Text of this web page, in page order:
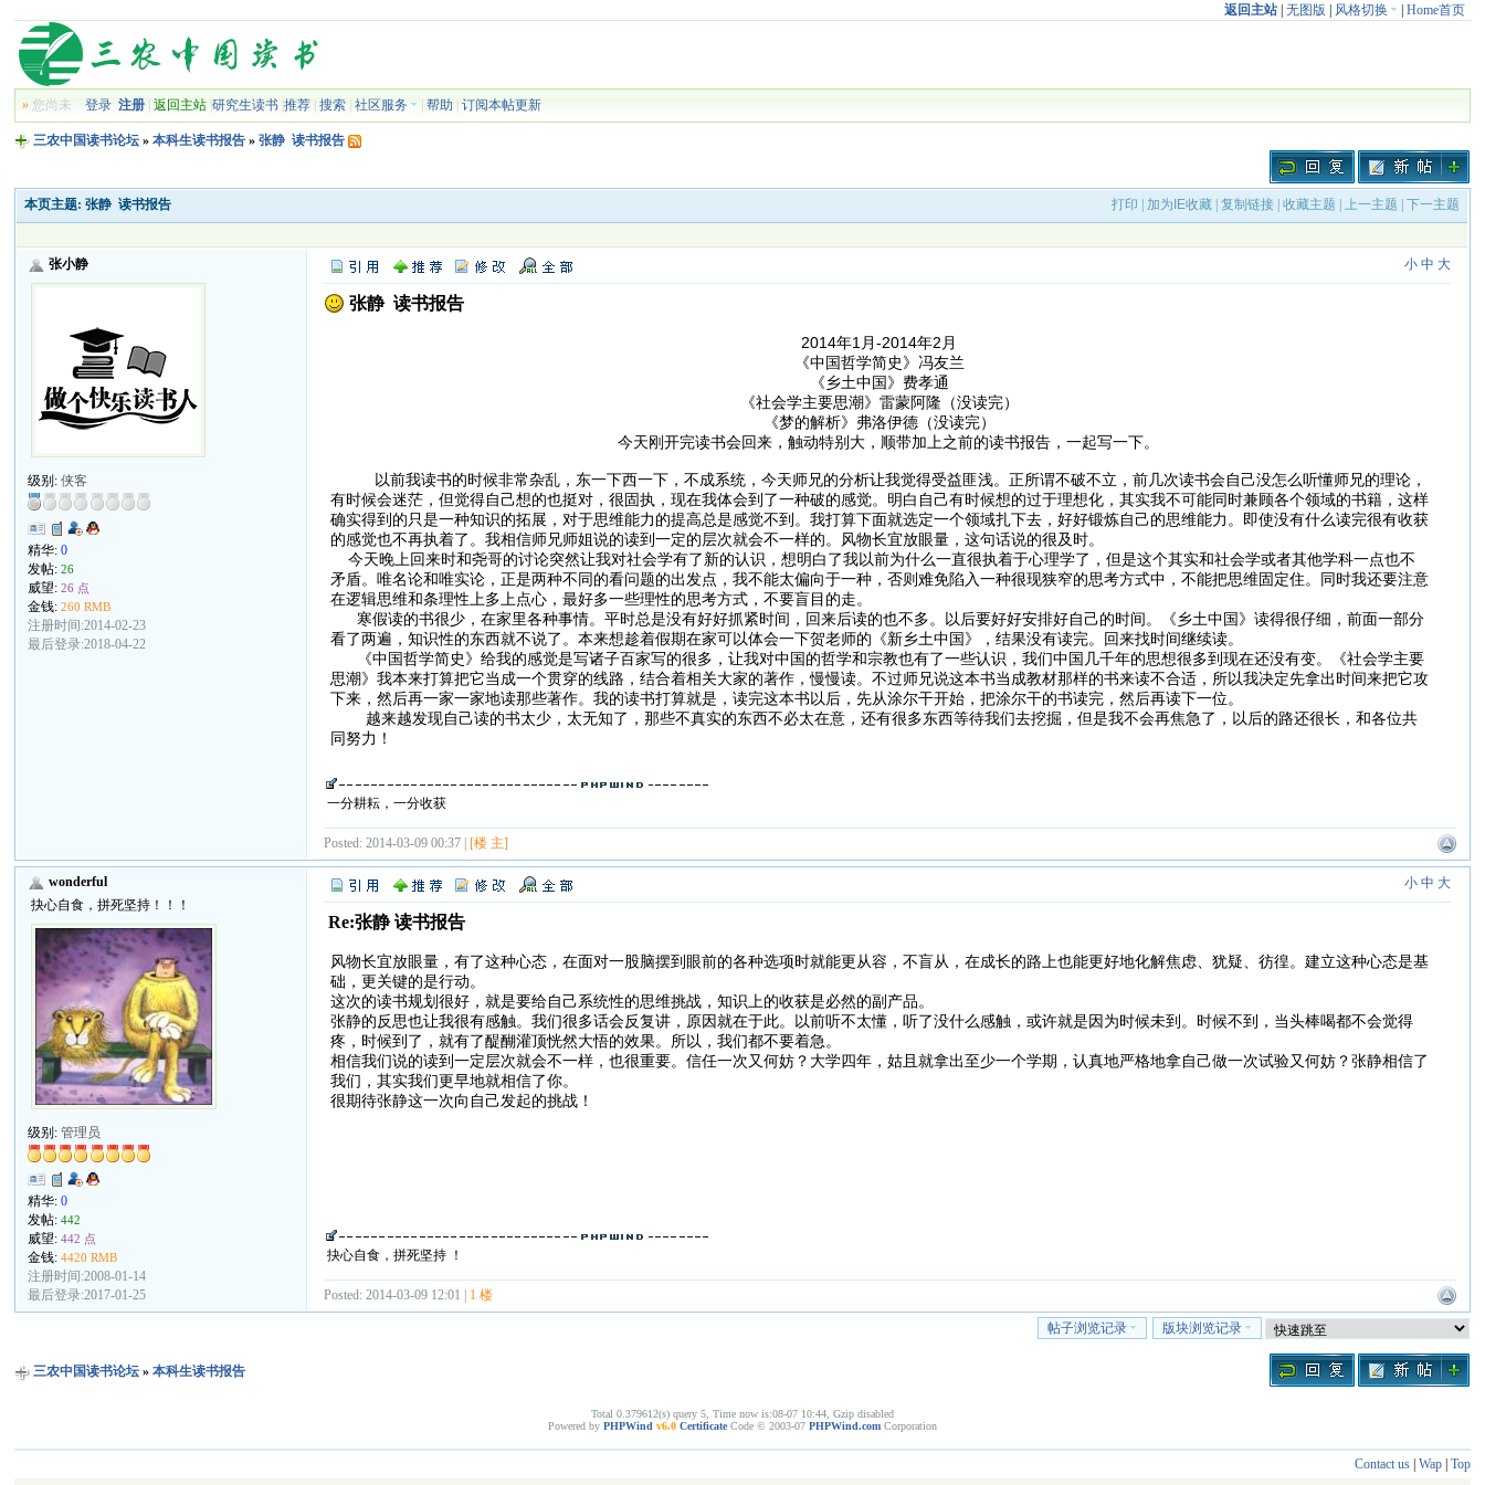
返回主站| 无图版 风格切换 Home首页
» 您尚未登录 注册 |返回主站 |研究生读书 |推荐 |搜索 |社区服务 |帮助 |订阅本帖更新
三农中国读书论坛 »本科生读书报告 »张静 读书报告
本页主题: 张静 读书报告 打印 加为IE收藏 |复制链接 |收藏主题 |上一主题 |下一主题
张小静
级别:侠客
精华:0
发帖:26
威望:26 点
金钱:260 RMB
注册时间:2014-02-23
最后登录:2018-04-22
小 中 大
张静 读书报告
2014年1月-2014年2月
《中国哲学简史》冯友兰
《乡土中国》费孝通
《社会学主要思潮》雷蒙阿隆（没读完）
《梦的解析》弗洛伊德（没读完）
今天刚开完读书会回来，触动特别大，顺带加上之前的读书报告，一起写一下。
以前我读书的时候非常杂乱，东一下西一下，不成系统，今天师兄的分析让我觉得受益匪浅。正所谓不破不立，前几次读书会自己没怎么听懂师兄的理论，
有时候会迷茫，但觉得自己想的也挺对，很固执，现在我体会到了一种破的感觉。明白自己有时候想的过于理想化，其实我不可能同时兼顾各个领域的书籍，这样
确实得到的只是一种知识的拓展，对于思维能力的提高总是感觉不到。我打算下面就选定一个领域扎下去，好好锻炼自己的思维能力。即使没有什么读完很有收获
的感觉也不再执着了。我相信师兄师姐说的读到一定的层次就会不一样的。风物长宜放眼量，这句话说的很及时。
今天晚上回来时和尧哥的讨论突然让我对社会学有了新的认识，想明白了我以前为什么一直很执着于心理学了，但是这个其实和社会学或者其他学科一点也不
矛盾。唯名论和唯实论，正是两种不同的看问题的出发点，我不能太偏向于一种，否则难免陷入一种很现狭窄的思考方式中，不能把思维固定住。同时我还要注意
在逻辑思维和条理性上多上点心，最好多一些理性的思考方式，不要盲目的走。
寒假读的书很少，在家里各种事情。平时总是没有好好抓紧时间，回来后读的也不多。以后要好好安排好自己的时间。《乡土中国》读得很仔细，前面一部分
看了两遍，知识性的东西就不说了。本来想趁着假期在家可以体会一下贺老师的《新乡土中国》，结果没有读完。回来找时间继续读。
《中国哲学简史》给我的感觉是写诸子百家写的很多，让我对中国的哲学和宗教也有了一些认识，我们中国几千年的思想很多到现在还没有变。《社会学主要
思潮》我本来打算把它当成一个贯穿的线路，结合着相关大家的著作，慢慢读。不过师兄说这本书当成教材那样的书来读不合适，所以我决定先拿出时间来把它攻
下来，然后再一家一家地读那些著作。我的读书打算就是，读完这本书以后，先从涂尔干开始，把涂尔干的书读完，然后再读下一位。
越来越发现自己读的书太少，太无知了，那些不真实的东西不必太在意，还有很多东西等待我们去挖掘，但是我不会再焦急了，以后的路还很长，和各位共
同努力！
一分耕耘，一分收获
Posted: 2014-03-09 00:37 | [楼 主]
wonderful
抉心自食，拼死坚持！！！
级别:管理员
精华:0
发帖:442
威望:442 点
金钱:4420 RMB
注册时间:2008-01-14
最后登录:2017-01-25
小 中 大
Re:张静 读书报告
风物长宜放眼量，有了这种心态，在面对一股脑摆到眼前的各种选项时就能更从容，不盲从，在成长的路上也能更好地化解焦虑、犹疑、彷徨。建立这种心态是基
础，更关键的是行动。
这次的读书规划很好，就是要给自己系统性的思维挑战，知识上的收获是必然的副产品。
张静的反思也让我很有感触。我们很多话会反复讲，原因就在于此。以前听不太懂，听了没什么感触，或许就是因为时候未到。时候不到，当头棒喝都不会觉得
疼，时候到了，就有了醍醐灌顶恍然大悟的效果。所以，我们都不要着急。
相信我们说的读到一定层次就会不一样，也很重要。信任一次又何妨？大学四年，姑且就拿出至少一个学期，认真地严格地拿自己做一次试验又何妨？张静相信了
我们，其实我们更早地就相信了你。
很期待张静这一次向自己发起的挑战！
抉心自食，拼死坚持 ！
Posted: 2014-03-09 12:01 | 1 楼
帖子浏览记录 版块浏览记录
三农中国读书论坛 »本科生读书报告
Total 0.379612(s) query 5, Time now is:08-07 10:44, Gzip disabled
Powered by PHPWind v6.0 Certificate Code © 2003-07 PHPWind.com Corporation
Contact us| Wap| Top